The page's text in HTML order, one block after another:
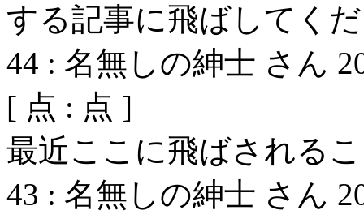
する記事に飛ばしてく
44 : 名無しの紳士 さん
[ 点 : 点 ]
最近ここに飛ばされる
43 : 名無しの紳士 さん